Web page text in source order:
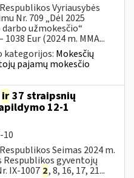
Vyriausybės
Nr. 709 „Dėl 2025
užmokesčio“
Eur (2024 m. MMA...
kategorijos: Mokesčių
pajamų mokesčio
ir 37 straipsnių
12-1
10
Seimas 2024 m.
Respublikos gyventojų
IX-1007 2, 8, 16, 17, 21...